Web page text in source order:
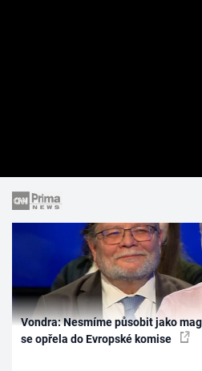
Vondra: Nesmíme působit jako
se opřela do Evropské komise